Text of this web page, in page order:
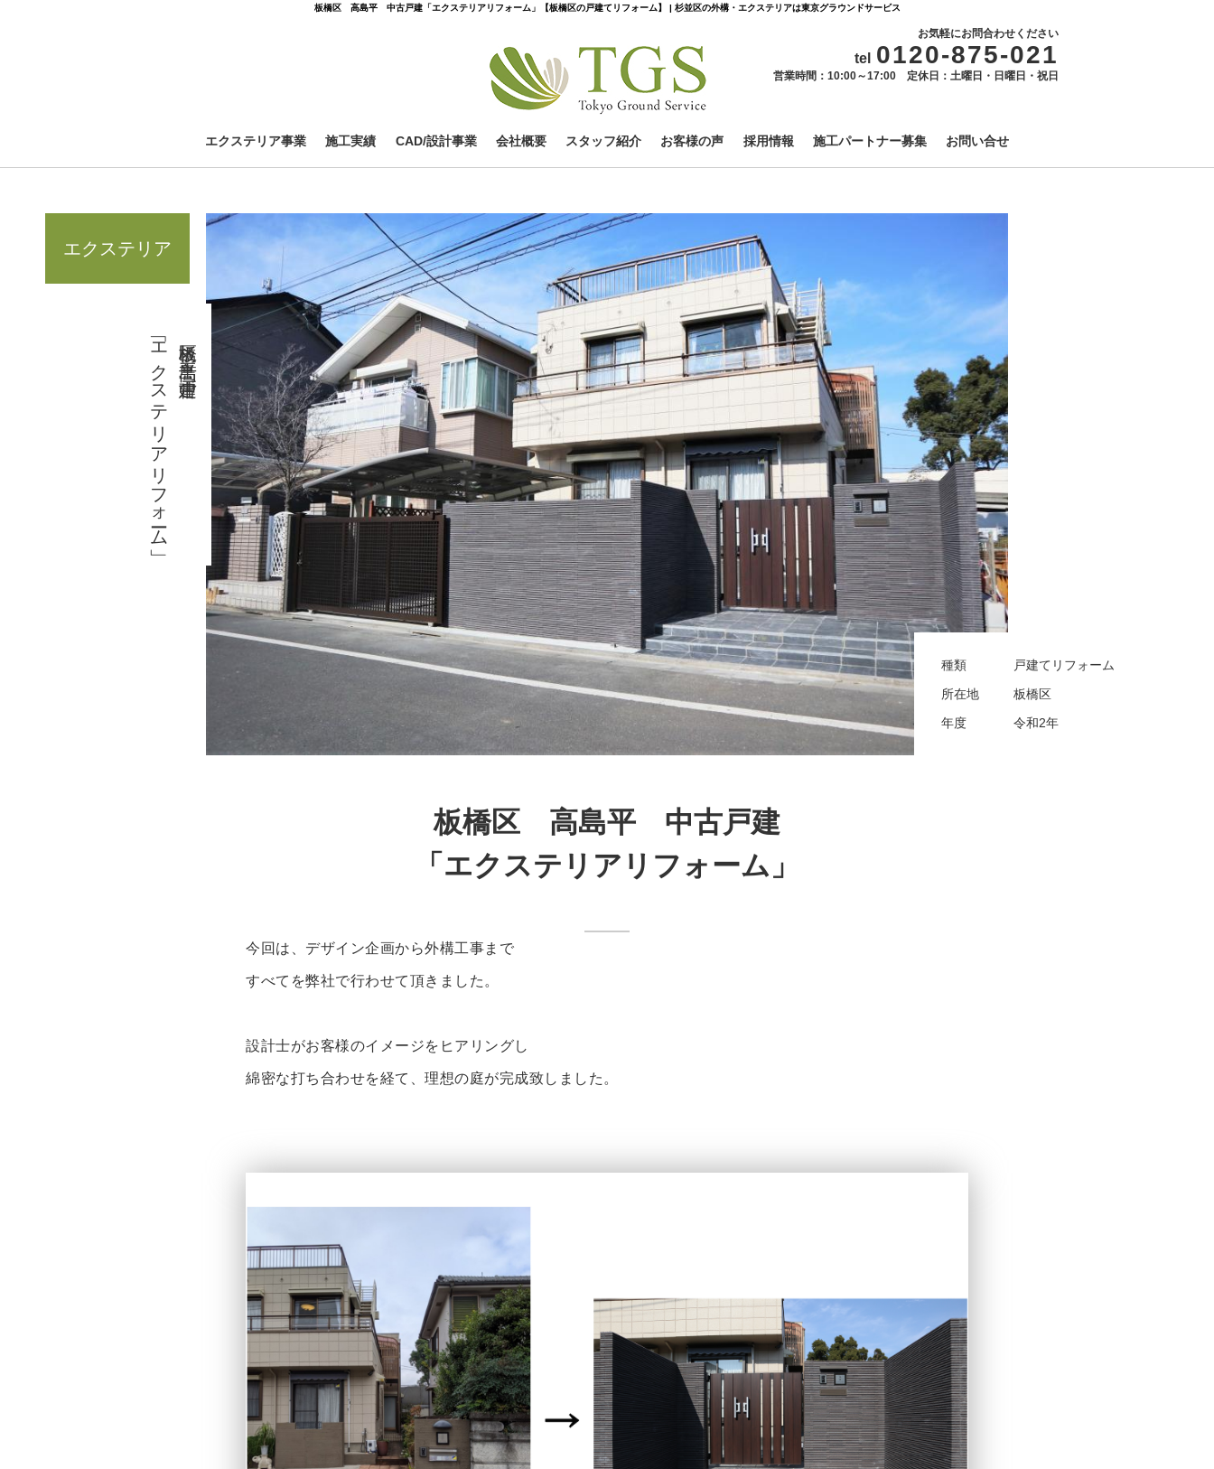
板橋区 高島平 中古戸建「エクステリアリフォーム」【板橋区の戸建てリフォーム】 | 杉並区の外構・エクステリアは東京グラウンドサービス
お気軽にお問合わせください
tel 0120-875-021
営業時間：10:00～17:00 定休日：土曜日・日曜日・祝日
エクステリア事業 施工実績 CAD/設計事業 会社概要 スタッフ紹介 お客様の声 採用情報 施工パートナー募集 お問い合せ
エクステリア
板橋区 高島平 中古戸建
「エクステリアリフォーム」
種類
戸建てリフォーム
所在地
板橋区
年度
令和2年
板橋区 高島平 中古戸建
「エクステリアリフォーム」
今回は、デザイン企画から外構工事まで
すべてを弊社で行わせて頂きました。
設計士がお客様のイメージをヒアリングし
綿密な打ち合わせを経て、理想の庭が完成致しました。